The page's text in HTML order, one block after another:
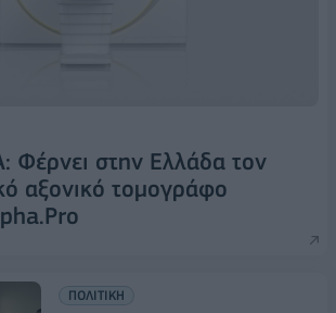
Φέρνει στην Ελλάδα τον
αξονικό τομογράφο
ΠΟΛΙΤΙΚΗ